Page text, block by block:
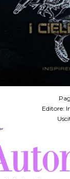
Editore: